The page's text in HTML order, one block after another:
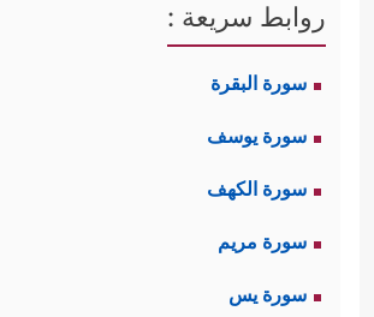
روابط سريعة :
سورة البقرة
سورة يوسف
سورة الكهف
سورة مريم
سورة يس